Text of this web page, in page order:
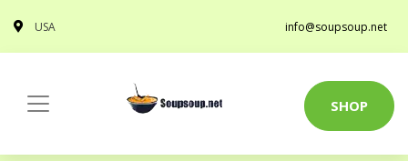
USA info@soupsoup.net
SHOP